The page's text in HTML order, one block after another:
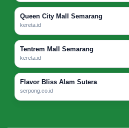
Queen City Mall Semarang
kereta.id
Tentrem Mall Semarang
kereta.id
Flavor Bliss Alam Sutera
serpong.co.id